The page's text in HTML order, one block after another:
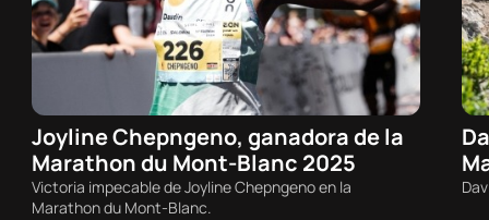
10/08/2026 - 11:32h
Trail
Joyline Chepngeno, ganadora de la
Marathon du Mont-Blanc 2025
Victoria impecable de Joyline Chepngeno en la
Marathon du Mont-Blanc.